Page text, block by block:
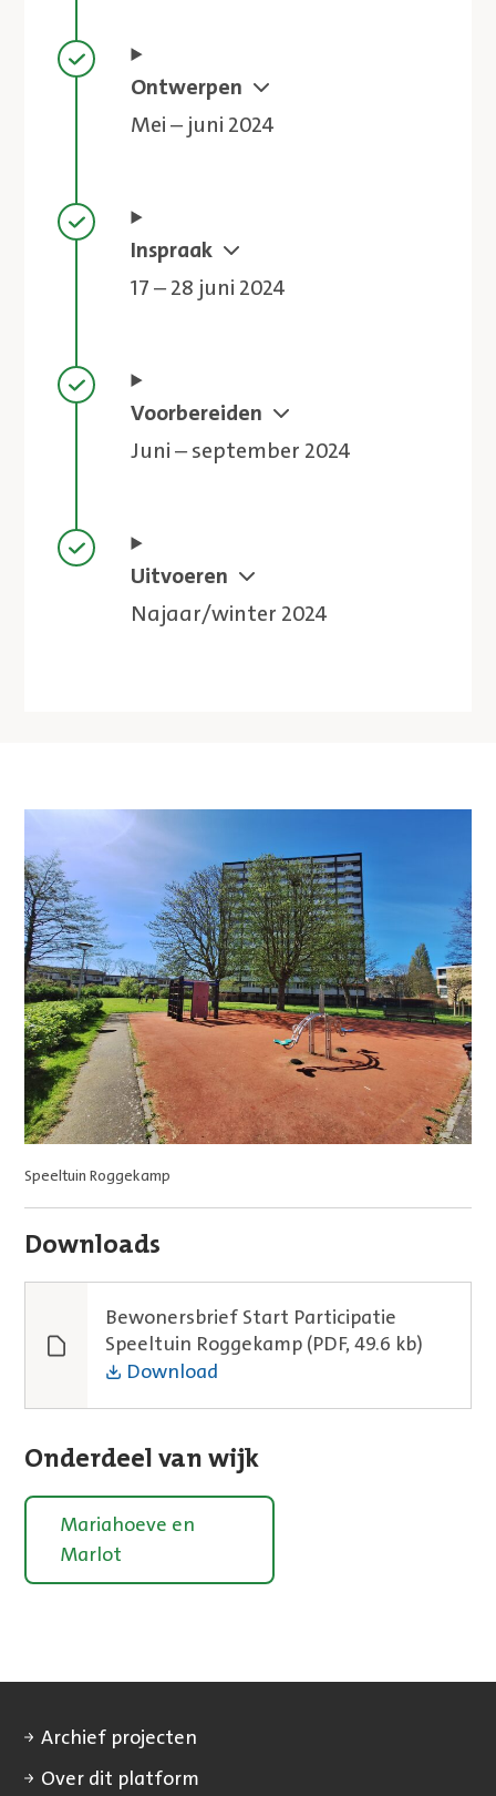
Stap voltooid
Ontwerpen
Mei – juni 2024
Stap voltooid
Inspraak
17 – 28 juni 2024
Stap voltooid
Voorbereiden
Juni – september 2024
Stap voltooid
Uitvoeren
Najaar/winter 2024
Speeltuin Roggekamp
Downloads
Bewonersbrief Start Participatie
Speeltuin Roggekamp (PDF, 49.6 kb)
Download
Onderdeel van wijk
Mariahoeve en
Marlot
Archief projecten
Over dit platform